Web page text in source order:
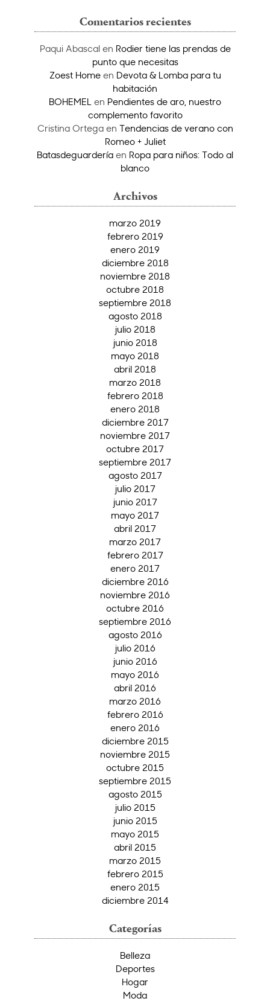
Comentarios recientes
Paqui Abascalen Rodier tiene las prendas de
punto que necesitas
Zoest Homeen Devota & Lomba para tu
habitación
BOHEMEL en Pendientes de aro, nuestro
complemento favorito
Cristina Ortegaen Tendencias de verano con
Romeo + Juliet
Batasdeguardería en Ropa para niños: Todo al
blanco
Archivos
marzo 2019
febrero 2019
enero 2019
diciembre 2018
noviembre 2018
octubre 2018
septiembre 2018
agosto 2018
julio 2018
junio 2018
mayo 2018
abril 2018
marzo 2018
febrero 2018
enero 2018
diciembre 2017
noviembre 2017
octubre 2017
septiembre 2017
agosto 2017
julio 2017
junio 2017
mayo 2017
abril 2017
marzo 2017
febrero 2017
enero 2017
diciembre 2016
noviembre 2016
octubre 2016
septiembre 2016
agosto 2016
julio 2016
junio 2016
mayo 2016
abril 2016
marzo 2016
febrero 2016
enero 2016
diciembre 2015
noviembre 2015
octubre 2015
septiembre 2015
agosto 2015
julio 2015
junio 2015
mayo 2015
abril 2015
marzo 2015
febrero 2015
enero 2015
diciembre 2014
Categorías
Belleza
Deportes
Hogar
Moda